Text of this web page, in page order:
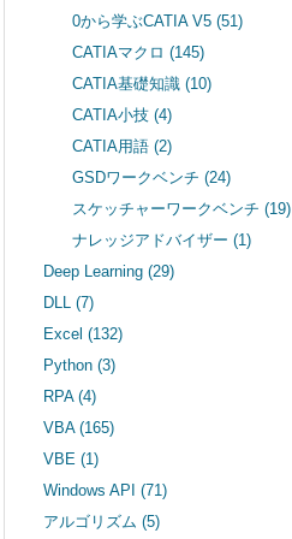
0から学ぶCATIA V5(51)
CATIAマクロ(145)
CATIA基礎知識(10)
CATIA小技(4)
CATIA用語(2)
GSDワークベンチ(24)
スケッチャーワークベンチ(19)
ナレッジアドバイザー(1)
Deep Learning (29)
DLL (7)
Excel (132)
Python (3)
RPA (4)
VBA (165)
VBE (1)
Windows API (71)
アルゴリズム (5)